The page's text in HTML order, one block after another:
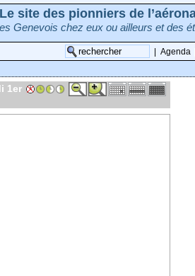
Le site des pionniers de
Genevois chez eux ou ailleurs et des
Agenda
1er